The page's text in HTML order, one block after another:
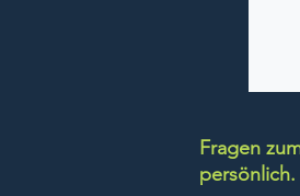
Fragen
persönlich.